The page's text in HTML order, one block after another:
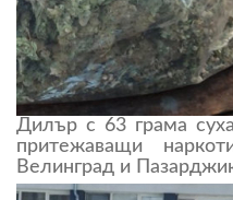
Дилър с 63 грама
притежаващи
Велинград и